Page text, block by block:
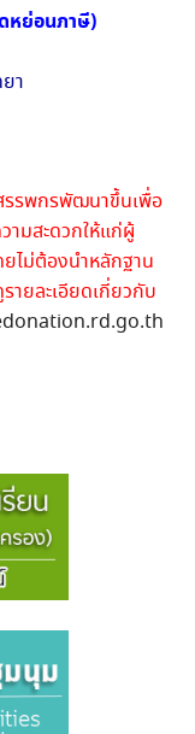
ย่อนภาษี)
า
รรพกรพัฒนาขึ้นเพื่อ
ามสะดวกให้แก่ผู้
ไม่ต้องนำหลักฐาน
ยละเอียดเกี่ยวกับ